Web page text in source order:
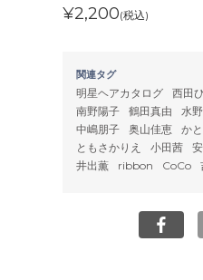
¥2,200(税込)
関連タグ
明星ヘアカタログ 西田
南野陽子
鶴田真由 水
中嶋朋子
奥山佳恵 か
ともさかりえ
小田茜
井出薫
ribbon CoCo